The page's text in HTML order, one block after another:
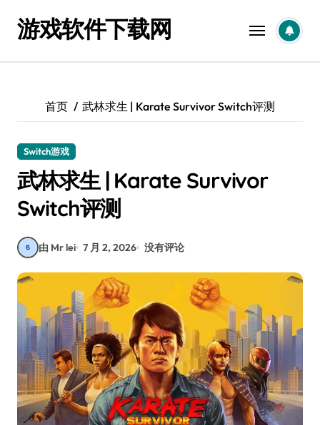
游戏软件下载网
首页 武林求生 | Karate Survivor Switch评测
Switch游戏
武林求生 | Karate Survivor
Switch评测
由 Mr lei 7 月 2, 2026 没有评论